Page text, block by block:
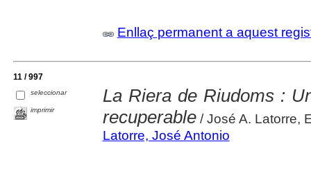
Enllaç permanent a aquest
11 / 997
seleccionar
imprimir
La Riera de Riudoms :
recuperable/ José A. Latorre,
Latorre, José Antonio